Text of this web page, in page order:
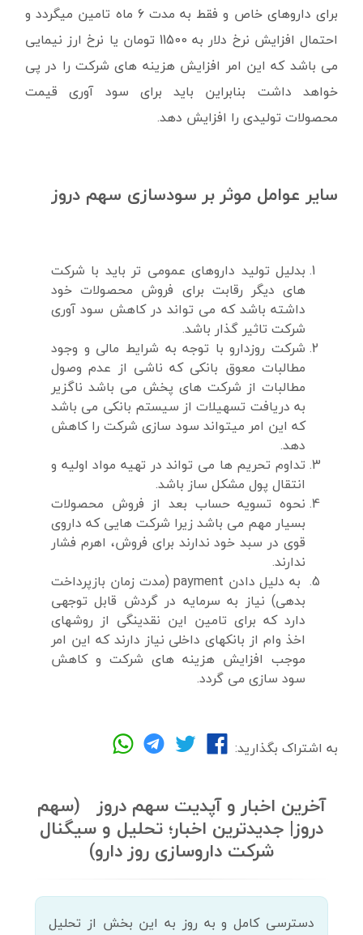
برای داروهای خاص و فقط به مدت 6 ماه تامین میگردد و
احتمال افزایش نرخ دلار به 11500 تومان یا نرخ ارز نیمایی
می باشد که این امر افزایش هزینه های شرکت را در پی
خواهد داشت بنابراین باید برای سود آوری قیمت
محصولات تولیدی را افزایش دهد.
سایر عوامل موثر بر سودسازی سهم دروز
بدلیل تولید داروهای عمومی تر باید با شرکت
های دیگر رقابت برای فروش محصولات خود
داشته باشد که می تواند در کاهش سود آوری
شرکت تاثیر گذار باشد.
شرکت روزدارو با توجه به شرایط مالی و وجود
مطالبات معوق بانکی که ناشی از عدم وصول
مطالبات از شرکت های پخش می باشد ناگزیر
به دریافت تسهیلات از سیستم بانکی می باشد
که این امر میتواند سود سازی شرکت را کاهش
دهد.
تداوم تحریم ها می تواند در تهیه مواد اولیه و
انتقال پول مشکل ساز باشد.
نحوه تسویه حساب بعد از فروش محصولات
بسیار مهم می باشد زیرا شرکت هایی که داروی
قوی در سبد خود ندارند برای فروش، اهرم فشار
ندارند.
به دلیل دادن payment (مدت زمان بازپرداخت
بدهی) نیاز به سرمایه در گردش قابل توجهی
دارد که برای تامین این نقدینگی از روشهای
اخذ وام از بانکهای داخلی نیاز دارند که این امر
موجب افزایش هزینه های شرکت و کاهش
سود سازی می گردد.
به اشتراک بگذارید:
آخرین اخبار و آپدیت سهم دروز (سهم
دروز| جدیدترین اخبار؛ تحلیل و سیگنال
شرکت داروسازی روز دارو)
دسترسی کامل و به روز به این بخش از تحلیل